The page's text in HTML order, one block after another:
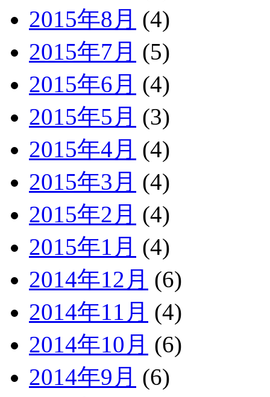
2015年8月 (4)
2015年7月 (5)
2015年6月 (4)
2015年5月 (3)
2015年4月 (4)
2015年3月 (4)
2015年2月 (4)
2015年1月 (4)
2014年12月 (6)
2014年11月 (4)
2014年10月 (6)
2014年9月 (6)